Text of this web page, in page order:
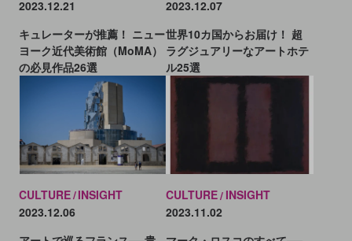
2023.12.21
キュレーターが推薦！ ニュー
ヨーク近代美術館（MoMA）
の必見作品26選
2023.12.07
世界10カ国からお届け！ 超
ラグジュアリーなアートホテ
ル25選
CULTURE INSIGHT
2023.12.06
CULTURE INSIGHT
2023.11.02